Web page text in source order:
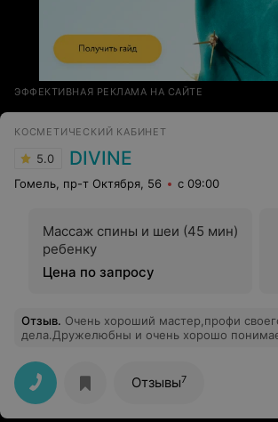
ЭФФЕКТИВНАЯ РЕКЛАМА НА САЙТЕ
КОСМЕТИЧЕСКИЙ КАБИНЕТ
5.0 DIVINE
Гомель, пр-т Октября, 56 с 09:00
Массаж спины и шеи (45 мин)
ребенку
Цена по запросу
Отзыв. Очень хороший мастер,профи
дела.Дружелюбны и очень хорошо
Отзывы7